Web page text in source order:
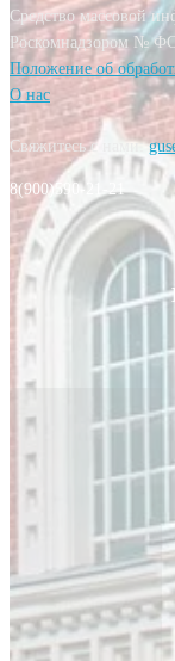
Средство массовой
Роскомнадзором №
Положение об
О нас
Свяжитесь с нами:
8(900)590-21-21